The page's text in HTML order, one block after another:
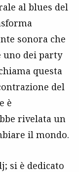
al blues del
sonora che
uno dei party
questa
del
è
rivelata un
il mondo.
si è dedicato